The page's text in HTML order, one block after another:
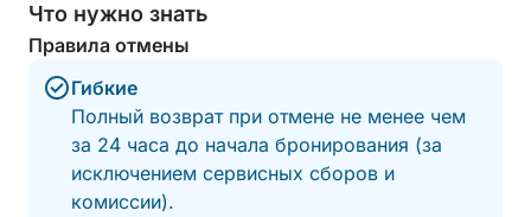
* Якорная стоянка в тихих бухтах, идеально
подходящих для купания и сноркелинга
* Открытие секретных пещер и нетронутых
пляжей
* Остановка в прибрежных городах на обед и
дегустацию местной хорватской кухни
* Занятия водными видами спорта и
Что нужно знать
Правила отмены
Гибкие
Полный возврат при отмене не менее чем
за 24 часа до начала бронирования (за
исключением сервисных сборов и
комиссии).